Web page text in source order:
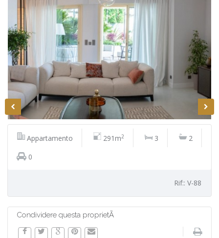
Appartamento 291m2 3
2
0
Rif:: V-88
Condividere questa proprietÃ